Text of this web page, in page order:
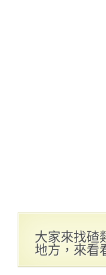
大家來找碴
地方，來看